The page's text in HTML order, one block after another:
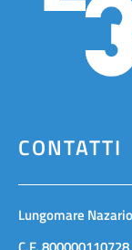
CONTATTI
Lungomare